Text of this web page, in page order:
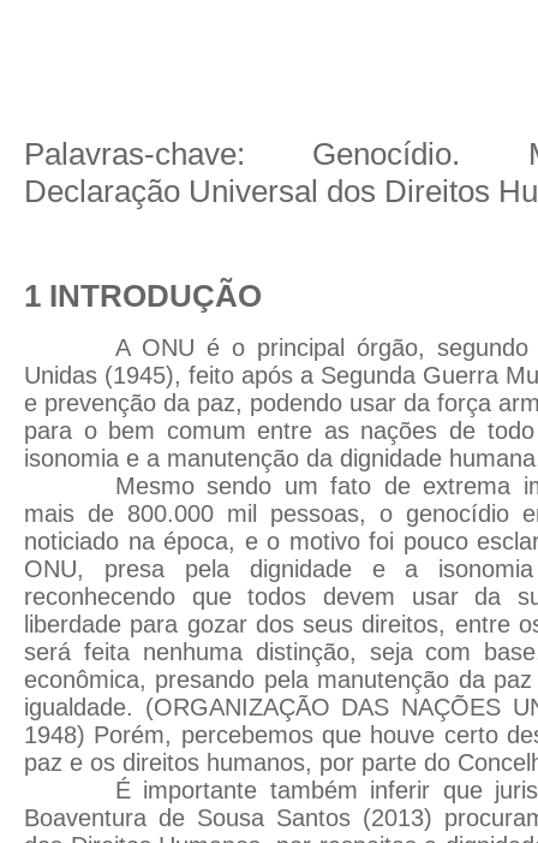
Palavras-chave: Genocídio.
Declaração Universal dos Direitos
1 INTRODUÇÃO
A ONU é o principal órgão,
Unidas (1945), feito após a Segunda Guerra
e prevenção da paz, podendo usar da força
para o bem comum entre as nações de
isonomia e a manutenção da dignidade
Mesmo sendo um fato de extrema
mais de 800.000 mil pessoas, o genocídio
noticiado na época, e o motivo foi pouco
ONU, presa pela dignidade e a
reconhecendo que todos devem usar da
liberdade para gozar dos seus direitos, entre
será feita nenhuma distinção, seja com
econômica, presando pela manutenção da
igualdade. (ORGANIZAÇÃO DAS NAÇÕES
1948) Porém, percebemos que houve certo
paz e os direitos humanos, por parte do
É importante também inferir que
Boaventura de Sousa Santos (2013)